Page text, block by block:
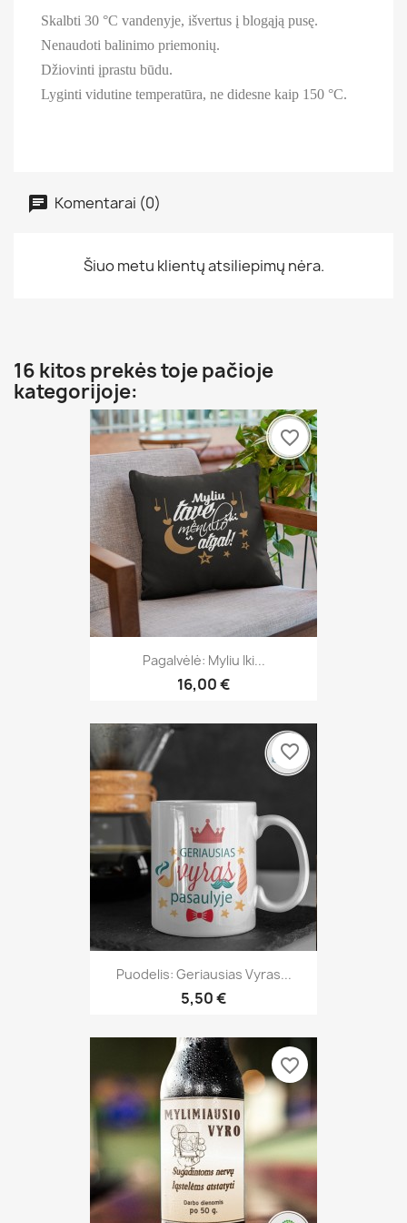
Skalbti 30 °C vandenyje, išvertus į blogąją pusę.
Nenaudoti balinimo priemonių.
Džiovinti įprastu būdu.
Lyginti vidutine temperatūra, ne didesne kaip 150 °C.
Komentarai (0)
Šiuo metu klientų atsiliepimų nėra.
16 kitos prekės toje pačioje
kategorijoje:
Pagalvėlė: Myliu Iki...
16,00 €
favorite_border
Puodelis: Geriausias Vyras...
5,50 €
favorite_border
favorite_border